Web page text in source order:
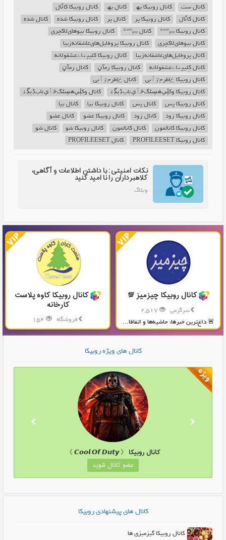
کانال ست کانال روبیکا یھ کانال یھ
کانال روبیکا کانٗال
کانال کانٗال
کانال روبیکا پر کانال پر کانال روبیکا شده
کانال شده
کانال روبیکا ⁱᶫᵒᵛᵉᵧₒᵤ
کانال ⁱᶫᵒᵛᵉᵧₒᵤ
کانال روبیکا بیوهای‌لاکچری
کانال بیوهای‌لاکچری
کانال روبیکا پروفایل‌های‌عاشقانه‌زیبا
کانال پروفایل‌های‌عاشقانه‌زیبا
کانال روبیکا کِلیپھاےعشقولانه‌
کانال کِلیپھاےعشقولانه‌
کانال روبیکا رمآڼ
کانال رمآڼ
کانال روبیکا ځإظرجٷٲبی
کانال ځإظرجٷٲبی
کانال روبیکا وکڸې‌هڛٹگ‌څٲې‌ڹاب‌ڋېڲۿ
کانال وکڸې‌هڛٹگ‌څٲې‌ڹاب‌ڋېڲۿ
کانال روبیکا پس
کانال پس کانال روبیکا بیا
کانال بیا
کانال روبیکا زود
کانال زود کانال روبیکا عضو
کانال عضو
کانال روبیکا کانالمون
کانال کانالمون کانال روبیکا شو
کانال شو
کانال روبیکا PROFILEESET
کانال PROFILEESET
نکات امنیتی: با داشتن اطلاعات و آگاهی،
کلاهبرداران را نا امید کنید
وبلاگ
کانال روبیکا چیزمیز 💯
سرگرمی
🚨 داغ‌ترین خبرها، حاشیه‌ها و اتفاقا...
کانال روبیکا کاوه پلاست
کارخانه
فروشگاه
تولید و پخش محصولات پلاستیکی...
کانال های ویژه روبیکا
کانال روبیکا 《 𝘾𝙤𝙤𝙡 𝙊𝙛 𝘿𝙪𝙩𝙮 》
عضو کانال شوید
کانال های پیشنهادی روبیکا
کانال روبیکا گیزمیزی ها